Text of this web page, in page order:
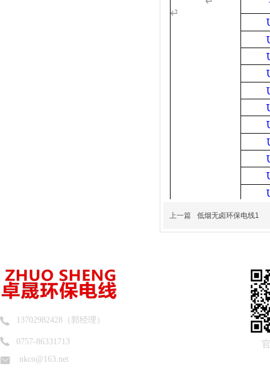
上一篇 低烟无卤环保电线1
13702982428（郭经理）
nkco@163.net
0757-86331713